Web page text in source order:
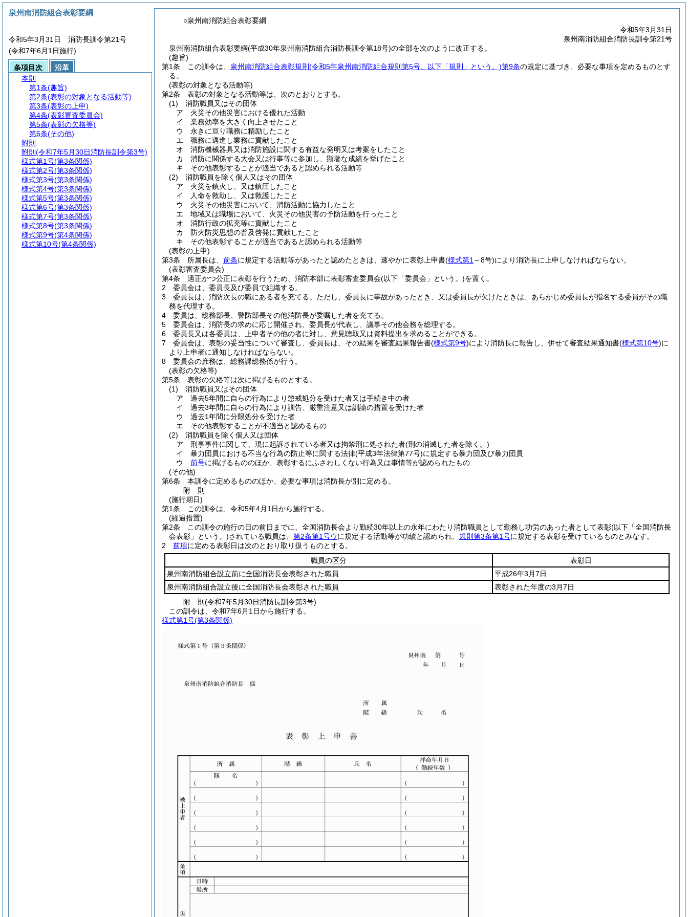
○泉州南消防組合表彰要綱
令和5年3月31日
泉州南消防組合消防長訓令第21号
泉州南消防組合表彰要綱(平成30年泉州南消防組合消防長訓令第18号)の全部を次のように改正する。
(趣旨)
第1条
この訓令は、 泉州南消防組合表彰規則 (令和5年泉州南消防組合規則第5号。以下「規則」という。)第9条の規定に基づき、必要な事項を定めるものとす
る。
(表彰の対象となる活動等)
第2条
表彰の対象となる活動等は、次のとおりとする。
(1)
消防職員又はその団体
ア
火災その他災害における優れた活動
イ
業務効率を大きく向上させたこと
ウ
永きに亘り職務に精励したこと
エ
職務に邁進し業務に貢献したこと
オ
消防機械器具又は消防施設に関する有益な発明又は考案をしたこと
カ
消防に関係する大会又は行事等に参加し、顕著な成績を挙げたこと
キ
その他表彰することが適当であると認められる活動等
(2)
消防職員を除く個人又はその団体
ア
火災を鎮火し、又は鎮圧したこと
イ
人命を救助し、又は救護したこと
ウ
火災その他災害において、消防活動に協力したこと
エ
地域又は職場において、火災その他災害の予防活動を行ったこと
オ
消防行政の拡充等に貢献したこと
カ
防火防災思想の普及啓発に貢献したこと
キ
その他表彰することが適当であると認められる活動等
(表彰の上申)
第3条
所属長は、 前条に規定する活動等があったと認めたときは、速やかに表彰上申書(様式第1 ～8号)により消防長に上申しなければならない。
(表彰審査委員会)
第4条
適正かつ公正に表彰を行うため、消防本部に表彰審査委員会(以下「委員会」という。)を置く。
2
委員会は、委員長及び委員で組織する。
3
委員長は、消防次長の職にある者を充てる。 ただし、委員長に事故があったとき、又は委員長が欠けたときは、あらかじめ委員長が指名する委員がその職
務を代理する。
4
委員は、総務部長、警防部長その他消防長が委嘱した者を充てる。
5
委員会は、消防長の求めに応じ開催され、委員長が代表し、議事その他会務を総理する。
6
委員長又は各委員は、上申者その他の者に対し、意見聴取又は資料提出を求めることができる。
7
委員会は、表彰の妥当性について審査し、委員長は、その結果を審査結果報告書(様式第9号)により消防長に報告し、併せて審査結果通知書(様式第10号)に
より上申者に通知しなければならない。
8
委員会の庶務は、総務課総務係が行う。
(表彰の欠格等)
第5条
表彰の欠格等は次に掲げるものとする。
(1)
消防職員又はその団体
ア
過去5年間に自らの行為により懲戒処分を受けた者又は手続き中の者
イ
過去3年間に自らの行為により訓告、厳重注意又は訓諭の措置を受けた者
ウ
過去1年間に分限処分を受けた者
エ
その他表彰することが不適当と認めるもの
(2)
消防職員を除く個人又は団体
ア
刑事事件に関して、現に起訴されている者又は拘禁刑に処された者(刑の消滅した者を除く。)
イ
暴力団員における不当な行為の防止等に関する法律(平成3年法律第77号)に規定する暴力団及び暴力団員
ウ
前号に掲げるもののほか、表彰するにふさわしくない行為又は事情等が認められたもの
(その他)
第6条
本訓令に定めるもののほか、必要な事項は消防長が別に定める。
附 則
(施行期日)
第1条
この訓令は、令和5年4月1日から施行する。
(経過措置)
第2条
この訓令の施行の日の前日までに、全国消防長会より勤続30年以上の永年にわたり消防職員として勤務し功労のあった者として表彰(以下「全国消防長
会表彰」という。)されている職員は、 第2条第1号ウに規定する活動等が功績と認められ、 規則第3条第1号に規定する表彰を受けているものとみなす。
2
前項に定める表彰日は次のとおり取り扱うものとする。
職員の区分
表彰日
泉州南消防組合設立前に全国消防長会表彰された職員
平成26年3月7日
泉州南消防組合設立後に全国消防長会表彰された職員
表彰された年度の3月7日
附 則(令和7年5月30日消防長訓令第3号)
この訓令は、令和7年6月1日から施行する。
様式第1号(第3条関係)
泉州南消防組合表彰要綱
令和5年3月31日 消防長訓令第21号
(令和7年6月1日施行)
条項目次
沿革
本則
第1条(趣旨)
第2条(表彰の対象となる活動等)
第3条(表彰の上申)
第4条(表彰審査委員会)
第5条(表彰の欠格等)
第6条(その他)
附則
附則 (令和7年5月30日消防長訓令第3号)
様式第1号(第3条関係)
様式第2号(第3条関係)
様式第3号(第3条関係)
様式第4号(第3条関係)
様式第5号(第3条関係)
様式第6号(第3条関係)
様式第7号(第3条関係)
様式第8号(第3条関係)
様式第9号(第4条関係)
様式第10号(第4条関係)